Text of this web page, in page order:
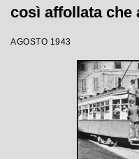
così affollata che
posteriore, sul
addirittura
Sullo sfondo si
Serbelloni
AGOSTO 1943